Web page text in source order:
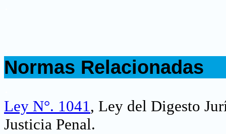
Normas Relacionadas
Ley N°. 1041, Ley del Digesto
Justicia Penal.